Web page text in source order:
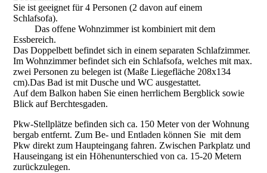
Sie ist geeignet für 4 Personen (2 davon auf einem
Schlafsofa).
Das offene Wohnzimmer ist kombiniert mit dem
Essbereich.
Das Doppelbett befindet sich in einem separaten Schlafzimmer.
Im Wohnzimmer befindet sich ein Schlafsofa, welches mit max.
zwei Personen zu belegen ist (Maße Liegefläche 208x134
cm).Das Bad ist mit Dusche und WC ausgestattet.
Auf dem Balkon haben Sie einen herrlichem Bergblick sowie
Blick auf Berchtesgaden.
Pkw-Stellplätze befinden sich ca. 150 Meter von der Wohnung
bergab entfernt. Zum Be- und Entladen können Sie mit dem
Pkw direkt zum Haupteingang fahren. Zwischen Parkplatz und
Hauseingang ist ein Höhenunterschied von ca. 15-20 Metern
zurückzulegen.